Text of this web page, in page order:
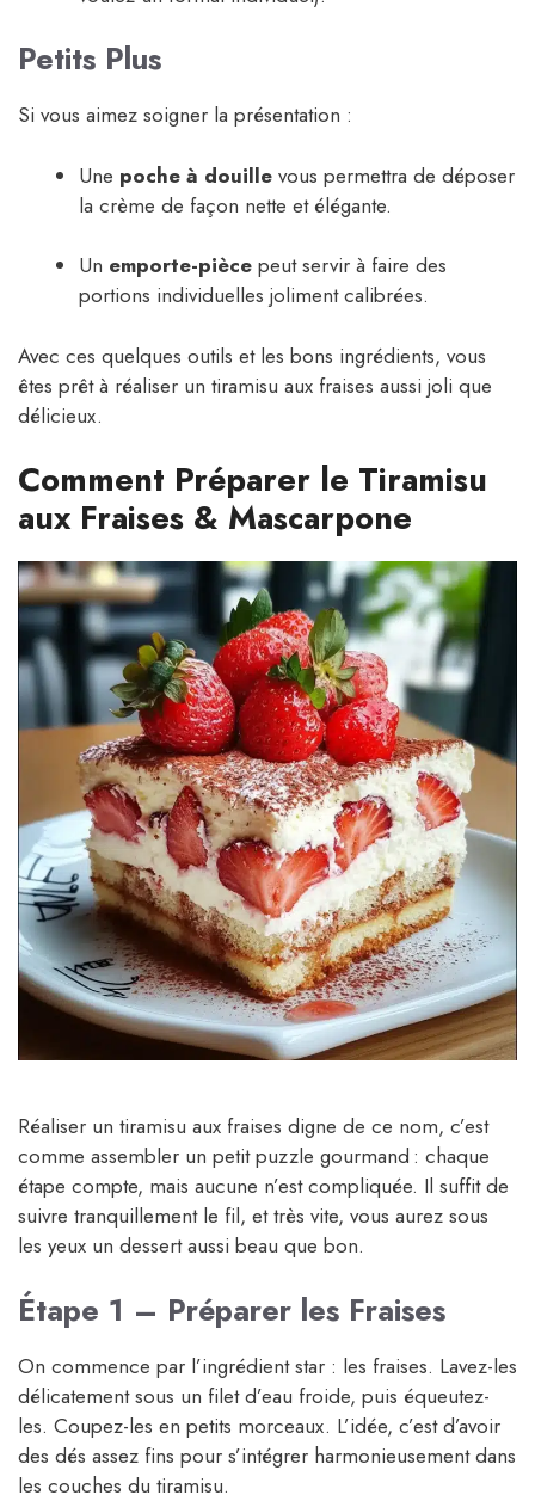
Petits Plus
Si vous aimez soigner la présentation :
Une poche à douille vous permettra de déposer
la crème de façon nette et élégante.
Un emporte-pièce peut servir à faire des
portions individuelles joliment calibrées.
Avec ces quelques outils et les bons ingrédients, vous
êtes prêt à réaliser un tiramisu aux fraises aussi joli que
délicieux.
Comment Préparer le Tiramisu
aux Fraises & Mascarpone
Réaliser un tiramisu aux fraises digne de ce nom, c’est
comme assembler un petit puzzle gourmand : chaque
étape compte, mais aucune n’est compliquée. Il suffit de
suivre tranquillement le fil, et très vite, vous aurez sous
les yeux un dessert aussi beau que bon.
Étape 1 – Préparer les Fraises
On commence par l’ingrédient star : les fraises. Lavez-les
délicatement sous un filet d’eau froide, puis équeutez-
les. Coupez-les en petits morceaux. L’idée, c’est d’avoir
des dés assez fins pour s’intégrer harmonieusement dans
les couches du tiramisu.